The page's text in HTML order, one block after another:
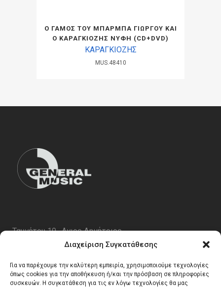
Διαχείριση Συγκατάθεσης
Για να παρέχουμε την καλύτερη εμπειρία, χρησιμοποιούμε τεχνολογίες
όπως cookies για την αποθήκευση ή/και την πρόσβαση σε πληροφορίες
συσκευών. Η συγκατάθεση για τις εν λόγω τεχνολογίες θα μας
Ο ΓΑΜΟΣ ΤΟΥ ΜΠΑΡΜΠΑ ΓΙΩΡΓΟΥ ΚΑΙ
Ο ΚΑΡΑΓΚΙΟΖΗΣ ΝΥΦΗ (CD+DVD)
ΚΑΡΑΓΚΙΟΖΗΣ
MUS.48410
Ταυγέτου 19 , Αγιος Δημήτριος
email:info@generalmusic.gr